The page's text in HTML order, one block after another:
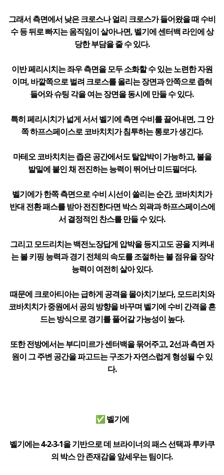
그래서 측면에서 낮은 크로스나 얼리 크로스가 들어왔을 때 수비
수 등 뒤로 빠지는 움직임이 살아나면, 벨기에 센터백 라인에 상
당한 부담을 줄 수 있다.
이반 페리시치는 좌우 측면을 모두 소화할 수 있는 노련한 자원
이며, 바깥쪽으로 벌려 크로스를 올리는 장면과 안쪽으로 좁혀
들어와 슈팅 각을 여는 장면을 동시에 만들 수 있다.
특히 페리시치가 넓게 서서 벨기에 측면 수비를 끌어내면, 그 안
쪽 하프스페이스로 코바치치가 침투하는 통로가 생긴다.
마테오 코바치치는 좁은 공간에서도 탈압박이 가능하고, 볼을
발밑에 붙인 채 전진하는 능력이 뛰어난 미드필더다.
벨기에가 한쪽 측면으로 수비 시선이 쏠리는 순간, 코바치치가
반대 전환 패스를 받아 전진한다면 박스 외곽과 하프스페이스에
서 결정적인 찬스를 만들 수 있다.
그리고 모드리치는 백전노장답게 압박을 등지고도 공을 지켜내
는 볼 키핑 능력과 경기 전체의 속도를 조절하는 볼 점유율 장악
능력이 여전히 살아 있다.
때문에 크로아티아는 급하게 공격을 몰아치기보다, 모드리치와
코바치치가 중원에서 공의 방향을 바꾸며 벨기에 수비 간격을 흔
드는 방식으로 경기를 풀어갈 가능성이 높다.
또한 전방에서는 부디미르가 센터백을 묶어주고, 2선과 측면 자
원이 그 주변 공간을 파고드는 구조가 자연스럽게 형성될 수 있
다.
✅ 벨기에
벨기에는 4-2-3-1을 기반으로 데 브라이너의 패스 선택과 루카쿠
의 박스 안 존재감을 앞세우는 팀이다.